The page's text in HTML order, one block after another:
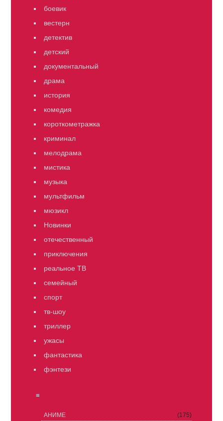
боевик
вестерн
детектив
детский
документальный
драма
история
комедия
короткометражка
криминал
мелодрама
мистика
музыка
мультфильм
мюзикл
Новинки
отечественный
приключения
реальное ТВ
семейный
спорт
тв-шоу
триллер
ужасы
фантастика
фэнтези
≡
АНИМЕ (175)